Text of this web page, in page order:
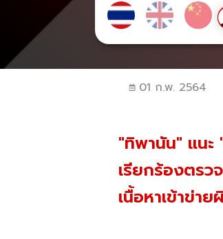
01 ก.พ. 2564
"ทิพานัน" แนะ
เรียกร้องตรว
เนื้อหาเข้าข่า